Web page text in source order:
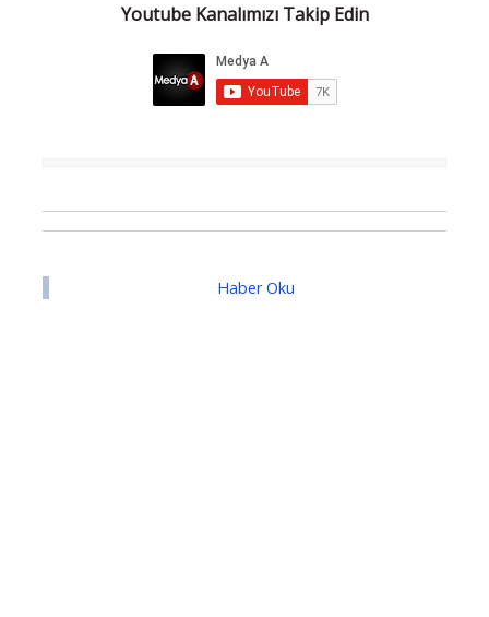
Youtube Kanalımızı Takip Edin
Haber Oku